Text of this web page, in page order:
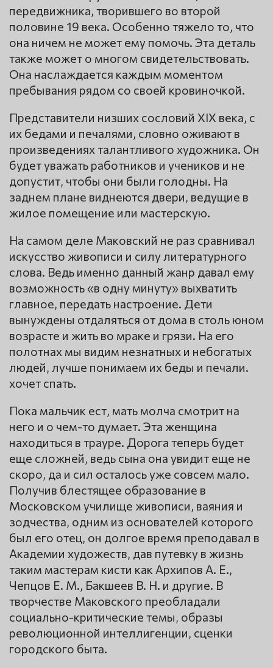
передвижника, творившего во второй
половине 19 века. Особенно тяжело то, что
она ничем не может ему помочь. Эта деталь
также может о многом свидетельствовать.
Она наслаждается каждым моментом
пребывания рядом со своей кровиночкой.
Представители низших сословий XIX века, с
их бедами и печалями, словно оживают в
произведениях талантливого художника. Он
будет уважать работников и учеников и не
допустит, чтобы они были голодны. На
заднем плане виднеются двери, ведущие в
жилое помещение или мастерскую.
На самом деле Маковский не раз сравнивал
искусство живописи и силу литературного
слова. Ведь именно данный жанр давал ему
возможность «в одну минуту» выхватить
главное, передать настроение. Дети
вынуждены отдаляться от дома в столь юном
возрасте и жить во мраке и грязи. На его
полотнах мы видим незнатных и небогатых
людей, лучше понимаем их беды и печали.
хочет спать.
Пока мальчик ест, мать молча смотрит на
него и о чем-то думает. Эта женщина
находиться в трауре. Дорога теперь будет
еще сложней, ведь сына она увидит еще не
скоро, да и сил осталось уже совсем мало.
Получив блестящее образование в
Московском училище живописи, ваяния и
зодчества, одним из основателей которого
был его отец, он долгое время преподавал в
Академии художеств, дав путевку в жизнь
таким мастерам кисти как Архипов А. Е.,
Чепцов Е. М., Бакшеев В. Н. и другие. В
творчестве Маковского преобладали
социально-критические темы, образы
революционной интеллигенции, сценки
городского быта.